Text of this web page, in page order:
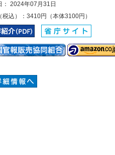
： 2024年07月31日
税込）：3410円（本体3100円）